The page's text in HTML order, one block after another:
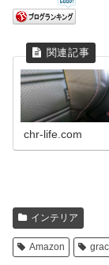
chr-life.com
インテリア
Amazon